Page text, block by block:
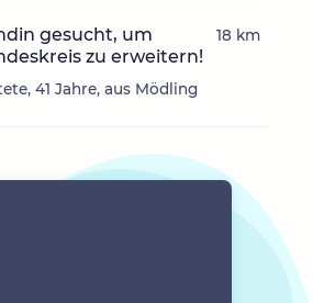
gesucht, um
zu erweitern!
41 Jahre, aus Mödling
18 km